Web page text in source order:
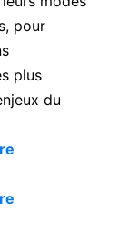
pour
plus
du